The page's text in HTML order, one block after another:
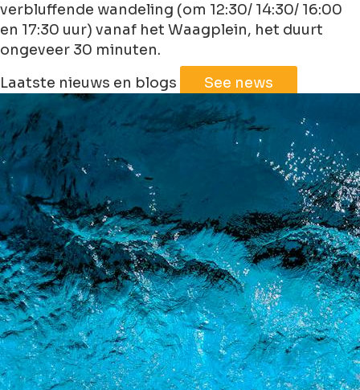
verbluffende wandeling (om 12:30/ 14:30/ 16:00
en 17:30 uur) vanaf het Waagplein, het duurt
ongeveer 30 minuten.
+
−
Leaflet | ©JawgMaps©OpenStreetMap
Laatste nieuws en blogs See news